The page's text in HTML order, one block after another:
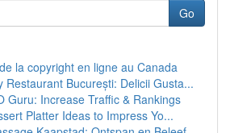
Go
la copyright en ligne au Canada
Restaurant București: Delicii Gusta...
Guru: Increase Traffic & Rankings
Platter Ideas to Impress Yo...